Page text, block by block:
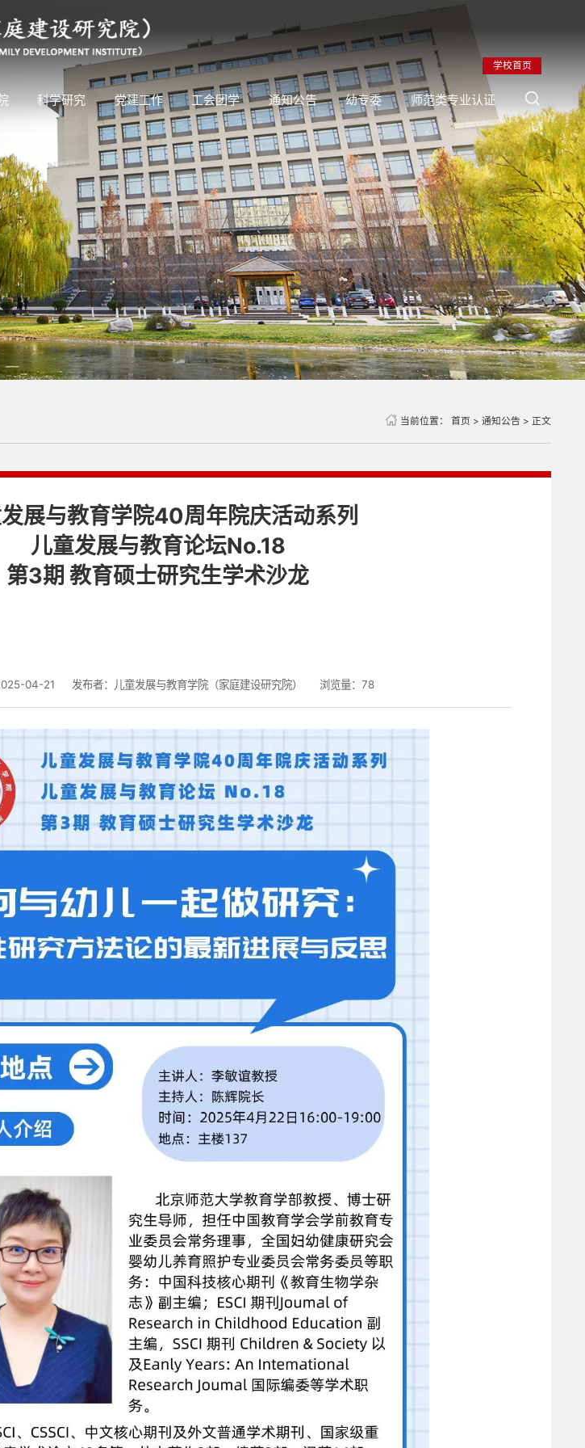
学校首页
科学研究 党建工作 工会团学 通知公告 幼专委 师范类专业认证
当前位置： 首页 > 通知公告 > 正文
展与教育学院40周年院庆活动系列
儿童发展与教育论坛No.18
第3期 教育硕士研究生学术沙龙
04-21 发布者：儿童发展与教育学院（家庭建设研究院） 浏览量： 78